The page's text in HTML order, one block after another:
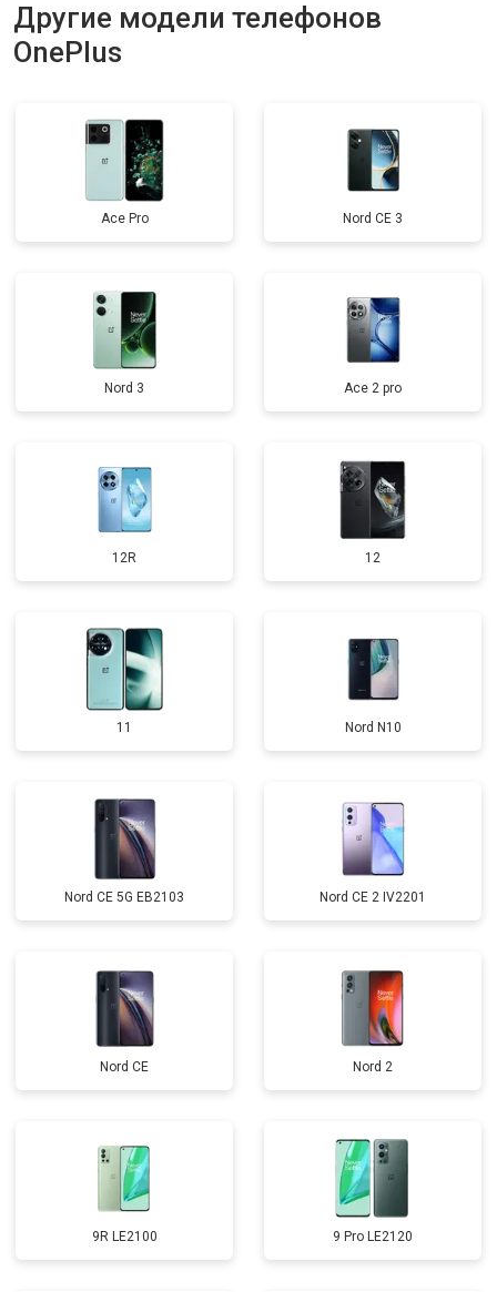
Другие модели телефонов
OnePlus
Ace Pro Nord CE 3
Nord 3 Ace 2 pro
12R 12
11 Nord N10
Nord CE 5G EB2103 Nord CE 2 IV2201
Nord CE Nord 2
9R LE2100 9 Pro LE2120